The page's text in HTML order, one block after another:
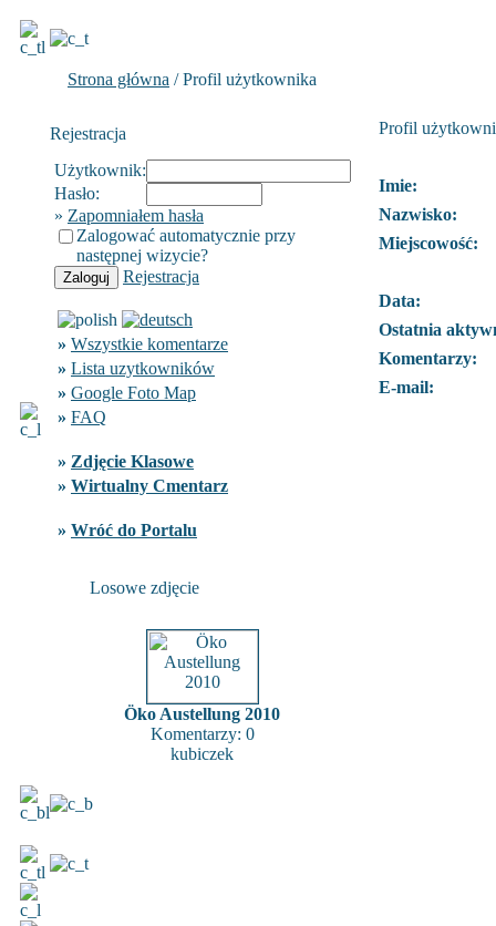
Strona główna / Profil użytkownika
Rejestracja
Użytkownik:
Hasło:
» Zapomniałem hasła
Zalogować automatycznie przy
następnej wizycie?
Rejestracja
» Wszystkie komentarze
» Lista uzytkowników
» Google Foto Map
» FAQ
» Zdjęcie Klasowe
» Wirtualny Cmentarz
» Wróć do Portalu
Losowe zdjęcie
Öko Austellung 2010
Komentarzy: 0
kubiczek
Profil
Imie:
Nazwisko:
Miejscowość:
Data:
Ostatnia
Komentarzy:
E-mail: